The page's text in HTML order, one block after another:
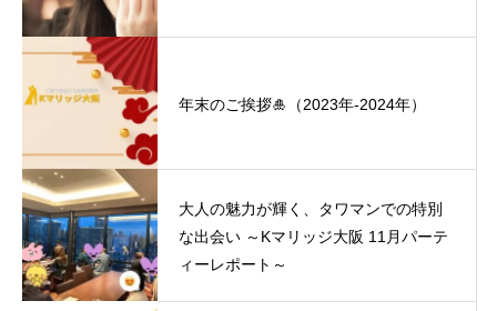
年末のご挨拶🎍（2023年-2024年）
大人の魅力が輝く、タワマンでの特別
な出会い ～Kマリッジ大阪 11月パーテ
ィーレポート～